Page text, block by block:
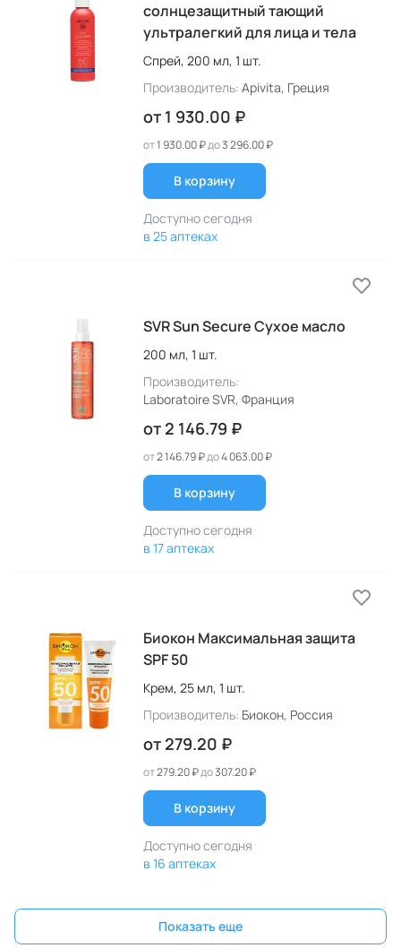
солнцезащитный тающий
ультралегкий для лица и тела
Спрей, 200 мл, 1 шт.
Производитель: Apivita, Греция
от 1 930.00 ₽
от1 930.00 ₽до3 296.00 ₽
В корзину
Доступно сегодня
в 25 аптеках
SVR Sun Secure Сухое масло
200 мл, 1 шт.
Производитель:
Laboratoire SVR, Франция
от 2 146.79 ₽
от2 146.79 ₽до4 063.00 ₽
В корзину
Доступно сегодня
в 17 аптеках
Биокон Максимальная защита
SPF 50
Крем, 25 мл, 1 шт.
Производитель: Биокон, Россия
от 279.20 ₽
от279.20 ₽до307.20 ₽
В корзину
Доступно сегодня
в 16 аптеках
Показать еще